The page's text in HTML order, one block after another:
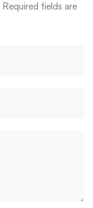
Required fields are